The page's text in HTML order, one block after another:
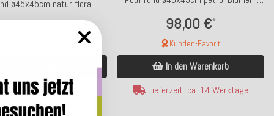
ø45x45cm natur floral
ca. 14 Werktage
98,00 €*
Kunden-Favorit
In den Warenkorb
Lieferzeit: ca. 14 Werktage